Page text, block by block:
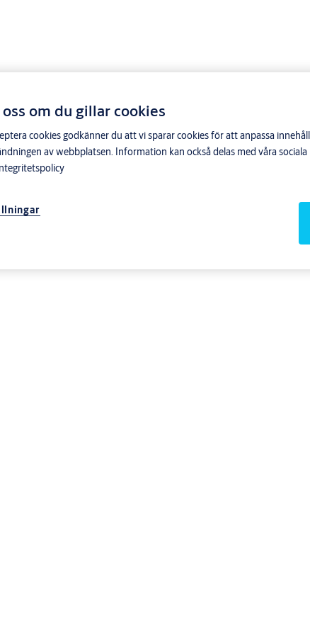
992M. Använd vår elslutblecksguide för att hitta rätt
om du gillar cookies
cookies godkänner du att vi sparar cookies för att anpassa
av webbplatsen. Information kan också delas med våra
Integritetspolicy